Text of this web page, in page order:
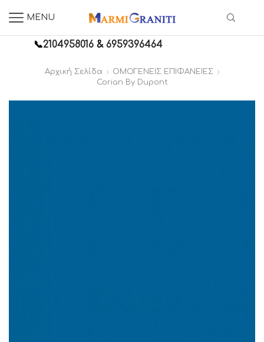
MENU
📞2104958016 &6959396464
Αρχική Σελίδα
ΟΜΟΓΕΝΕΙΣ ΕΠΙΦΑΝΕΙΕΣ
Corian By Dupont